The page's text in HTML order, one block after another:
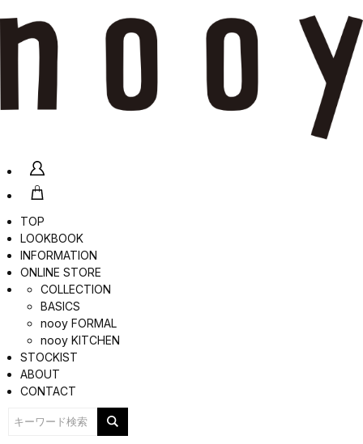
TOP
LOOKBOOK
INFORMATION
ONLINE STORE
COLLECTION
BASICS
nooy FORMAL
nooy KITCHEN
STOCKIST
ABOUT
CONTACT